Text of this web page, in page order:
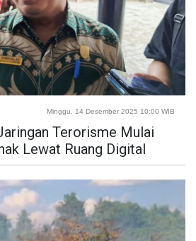
Minggu, 14 Desember 2025 10:00 WIB
Terorisme Mulai
Lewat Ruang Digital